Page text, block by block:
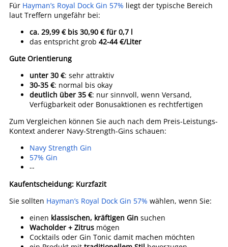
Für Hayman’s Royal Dock Gin 57% liegt der typische Bereich
laut Treffern ungefähr bei:
ca. 29,99 € bis 30,90 € für 0,7 l
das entspricht grob 42-44 €/Liter
Gute Orientierung
unter 30 €: sehr attraktiv
30-35 €: normal bis okay
deutlich über 35 €: nur sinnvoll, wenn Versand,
Verfügbarkeit oder Bonusaktionen es rechtfertigen
Zum Vergleichen können Sie auch nach dem Preis-Leistungs-
Kontext anderer Navy-Strength-Gins schauen:
Navy Strength Gin
57% Gin
--
Kaufentscheidung: Kurzfazit
Sie sollten Hayman’s Royal Dock Gin 57% wählen, wenn Sie:
einen klassischen, kräftigen Gin suchen
Wacholder + Zitrus mögen
Cocktails oder Gin Tonic damit machen möchten